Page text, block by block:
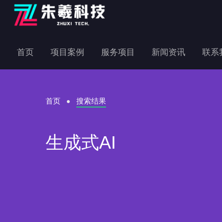
首页 项目案例 服务项目 新闻资讯 联系
首页 搜索结果
生成式AI